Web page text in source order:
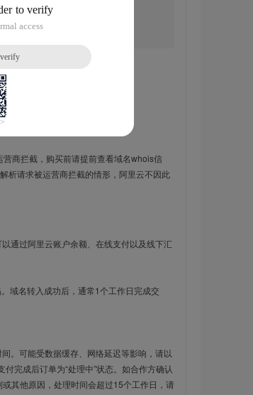
商拦截，购买前请提前查看域名whois信
析请求被运营商拦截的情形，阿里云不因此
通过阿里云账户余额、在线支付以及线下汇
域名转入成功后，通常1个工作日完成交
。可能受数据缓存、网络延迟等影响，请以
完成后订单为“处理中”状态。如合作方确认
其他原因，处理时间会超过15个工作日，请